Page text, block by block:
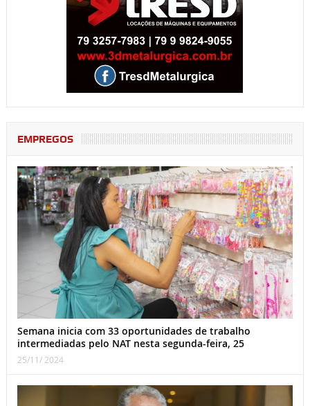
EMPREGOS
Semana inicia com 33 oportunidades de trabalho
intermediadas pelo NAT nesta segunda-feira, 25
25/11/ 2024